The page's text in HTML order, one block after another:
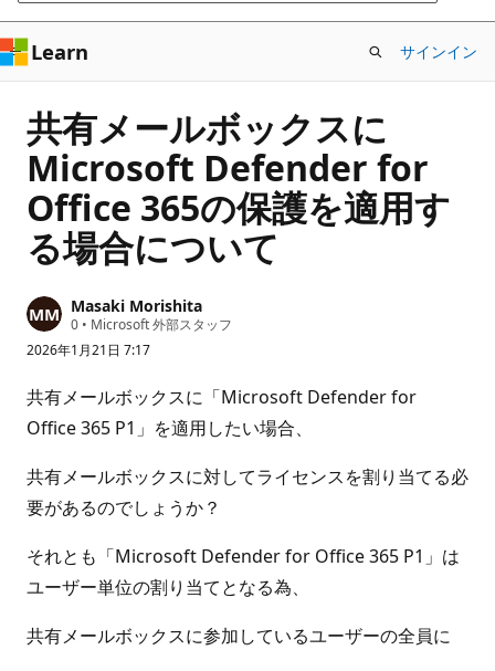
キ
ッ
プ
Learn サインイン
共有メールボックスに
Microsoft Defender for
Office 365の保護を適用す
る場合について
Masaki Morishita
0 評
価
の
ト
• Microsoft 外部スタッフ
2026年1月21日 7:17
共有メールボックスに「Microsoft Defender for
Office 365 P1」を適用したい場合、
共有メールボックスに対してライセンスを割り当てる必
要があるのでしょうか？
それとも「Microsoft Defender for Office 365 P1」は
ユーザー単位の割り当てとなる為、
共有メールボックスに参加しているユーザーの全員に